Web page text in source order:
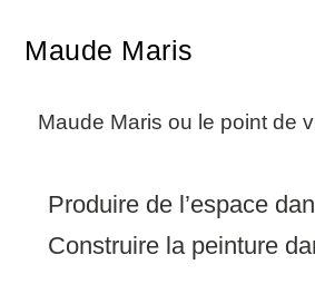
Maude Maris
Maude Maris ou le point de
Produire de l’espace
Construire la peinture